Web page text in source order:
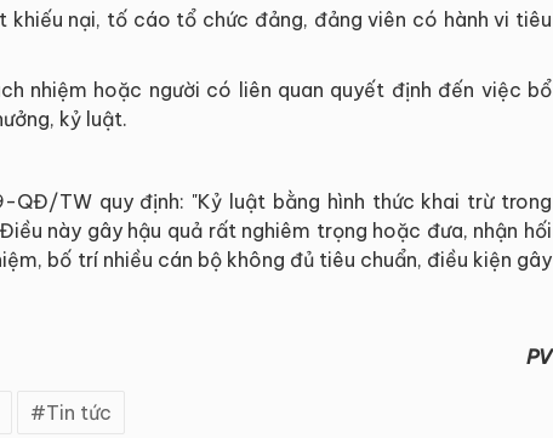
khiếu nại, tố cáo tổ chức đảng, đảng viên có hành vi tiêu
nhiệm hoặc người có liên quan quyết định đến việc bổ
kỷ luật.
TW quy định: "Kỷ luật bằng hình thức khai trừ trong
này gây hậu quả rất nghiêm trọng hoặc đưa, nhận hối
bố trí nhiều cán bộ không đủ tiêu chuẩn, điều kiện gây
PV
Tin tức